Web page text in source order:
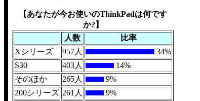
【あなたが今お使いのThinkPadは何です
か?】
人数
比率
Xシリーズ
957人
34%
S30
403人
14%
そのほか
265人
9%
200シリーズ 261人
9%